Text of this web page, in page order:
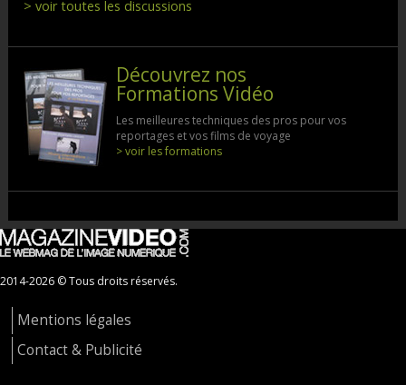
> voir toutes les discussions
Découvrez nos
Formations Vidéo
Les meilleures techniques des pros pour vos
reportages et vos films de voyage
> voir les formations
2014-2026 © Tous droits réservés.
Mentions légales
Contact & Publicité